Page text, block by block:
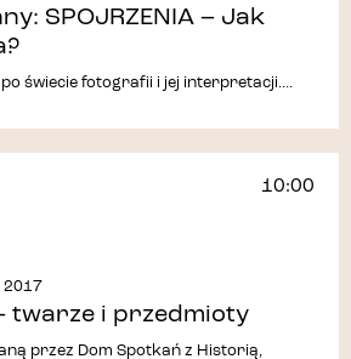
SPOJRZENIA – Jak
świecie fotografii i jej interpretacji....
10:00
twarze i przedmioty
przez Dom Spotkań z Historią,